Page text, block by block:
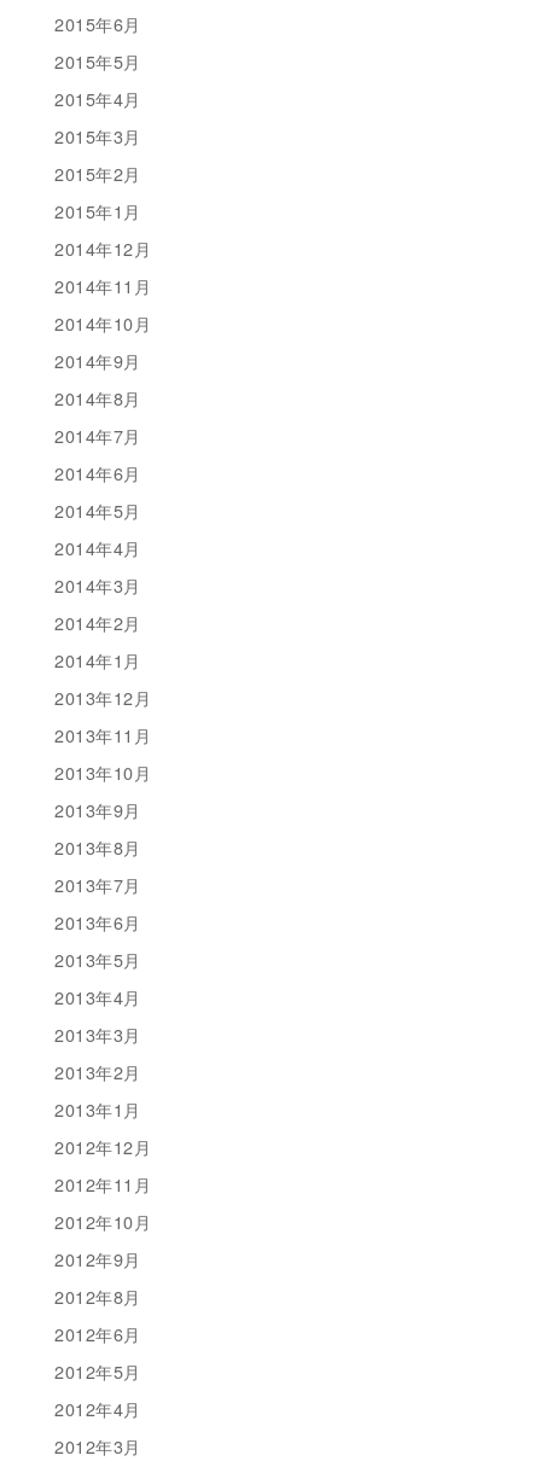
2015年6月
2015年5月
2015年4月
2015年3月
2015年2月
2015年1月
2014年12月
2014年11月
2014年10月
2014年9月
2014年8月
2014年7月
2014年6月
2014年5月
2014年4月
2014年3月
2014年2月
2014年1月
2013年12月
2013年11月
2013年10月
2013年9月
2013年8月
2013年7月
2013年6月
2013年5月
2013年4月
2013年3月
2013年2月
2013年1月
2012年12月
2012年11月
2012年10月
2012年9月
2012年8月
2012年6月
2012年5月
2012年4月
2012年3月